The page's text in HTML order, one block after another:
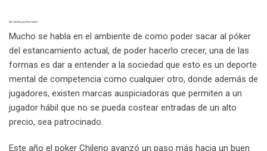
Año redondo para Team Imelet
Mucho se habla en el ambiente de como poder sacar al póker
del estancamiento actual, de poder hacerlo crecer, una de las
formas es dar a entender a la sociedad que esto es un deporte
mental de competencia como cualquier otro, donde además de
jugadores, existen marcas auspiciadoras que permiten a un
jugador hábil que no se pueda costear entradas de un alto
precio, sea patrocinado.
Este año el poker Chileno avanzó un paso más hacia un buen